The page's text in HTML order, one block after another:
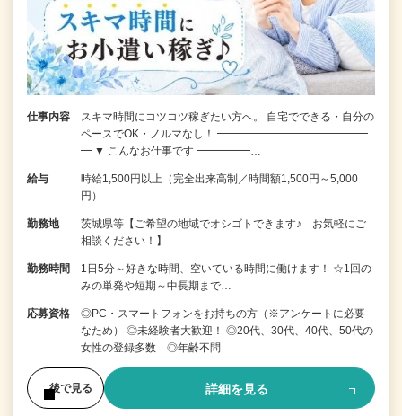
仕事内容
スキマ時間にコツコツ稼ぎたい方へ。 自宅でできる・自分の
ペースでOK・ノルマなし！ ━━━━━━━━━━━━━━
━ ▼ こんなお仕事です ━━━━━…
給与
時給1,500円以上（完全出来高制／時間額1,500円～5,000
円）
勤務地
茨城県等【ご希望の地域でオシゴトできます♪ お気軽にご
相談ください！】
勤務時間
1日5分～好きな時間、空いている時間に働けます！ ☆1回の
みの単発や短期～中長期まで…
応募資格
◎PC・スマートフォンをお持ちの方（※アンケートに必要
なため） ◎未経験者大歓迎！ ◎20代、30代、40代、50代の
女性の登録多数 ◎年齢不問
後で見る 詳細を見る